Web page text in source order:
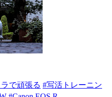
で頑張る #写活トレーニン